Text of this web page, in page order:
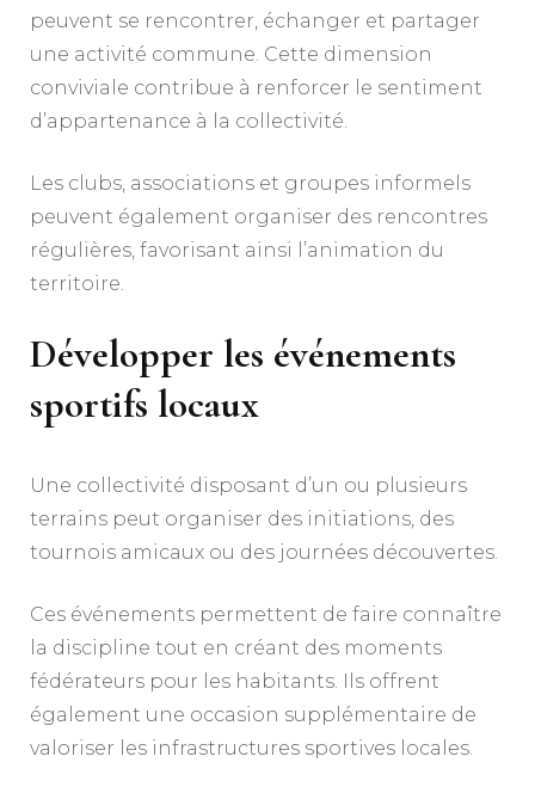
peuvent se rencontrer, échanger et partager
une activité commune. Cette dimension
conviviale contribue à renforcer le sentiment
d’appartenance à la collectivité.
Les clubs, associations et groupes informels
peuvent également organiser des rencontres
régulières, favorisant ainsi l’animation du
territoire.
Développer les événements
sportifs locaux
Une collectivité disposant d’un ou plusieurs
terrains peut organiser des initiations, des
tournois amicaux ou des journées découvertes.
Ces événements permettent de faire connaître
la discipline tout en créant des moments
fédérateurs pour les habitants. Ils offrent
également une occasion supplémentaire de
valoriser les infrastructures sportives locales.